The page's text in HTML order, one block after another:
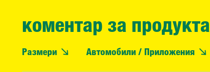
коментар за продукта
Размери Автомобили / Приложения